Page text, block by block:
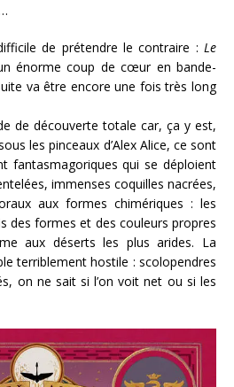
de prétendre le contraire : Le
énorme coup de cœur en bande-
va être encore une fois très long
de découverte totale car, ça y est,
les pinceaux d’Alex Alice, ce sont
fantasmagoriques qui se déploient
immenses coquilles nacrées,
aux formes chimériques : les
des formes et des couleurs propres
aux déserts les plus arides. La
terriblement hostile : scolopendres
on ne sait si l’on voit net ou si les